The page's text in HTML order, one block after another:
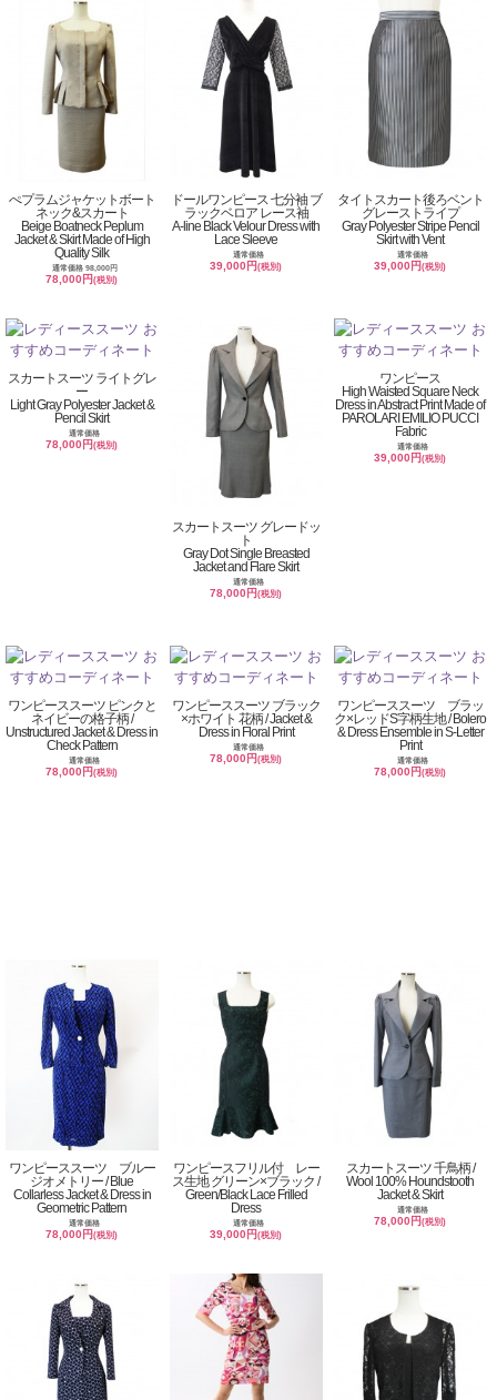
ぺプラムジャケットボート
ネック&スカート
Beige Boatneck Peplum
Jacket & Skirt Made of High
Quality Silk
通常価格 98,000円
78,000円(税別)
ドールワンピース 七分袖 ブ
ラックベロア レース袖
A-line Black Velour Dress with
Lace Sleeve
通常価格
39,000円(税別)
タイトスカート後ろベント
グレーストライプ
Gray Polyester Stripe Pencil
Skirt with Vent
通常価格
39,000円(税別)
スカートスーツ ライトグレ
ー
Light Gray Polyester Jacket &
Pencil Skirt
通常価格
78,000円(税別)
スカートスーツ グレードッ
ト
Gray Dot Single Breasted
Jacket and Flare Skirt
通常価格
78,000円(税別)
ワンピース
High Waisted Square Neck
Dress in Abstract Print Made of
PAROLARI EMILIO PUCCI
Fabric
通常価格
39,000円(税別)
ワンピーススーツ ピンクと
ネイビーの格子柄 /
Unstructured Jacket & Dress in
Check Pattern
通常価格
78,000円(税別)
ワンピーススーツ ブラック
×ホワイト 花柄 / Jacket &
Dress in Floral Print
通常価格
78,000円(税別)
ワンピーススーツ ブラッ
ク×レッドS字柄生地 / Bolero
& Dress Ensemble in S-Letter
Print
通常価格
78,000円(税別)
ワンピーススーツ ブルー
ジオメトリー / Blue
Collarless Jacket & Dress in
Geometric Pattern
通常価格
78,000円(税別)
ワンピースフリル付 レー
ス生地 グリーン×ブラック /
Green/Black Lace Frilled
Dress
通常価格
39,000円(税別)
スカートスーツ 千鳥柄 /
Wool 100% Houndstooth
Jacket & Skirt
通常価格
78,000円(税別)